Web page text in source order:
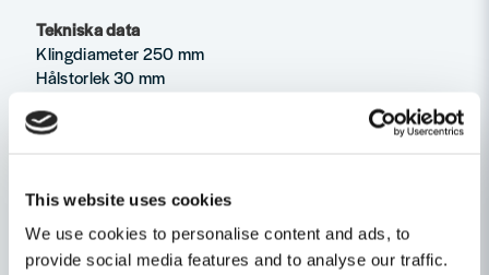
This website uses cookies
We use cookies to personalise content and ads, to
provide social media features and to analyse our traffic.
Tekniska data
Klingdiameter 250 mm
Hålstorlek 30 mm
Skärbredd 3,2 mm
Skärvinkel 10° (Positiv)
Egenskaper